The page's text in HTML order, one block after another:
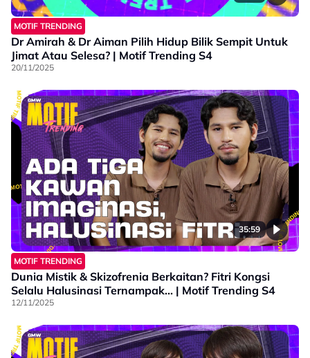
MOTIF TRENDING
Dr Amirah & Dr Aiman Pilih Hidup Bilik Sempit Untuk
Jimat Atau Selesa? | Motif Trending S4
20/11/2025
35:59
MOTIF TRENDING
Dunia Mistik & Skizofrenia Berkaitan? Fitri Kongsi
Selalu Halusinasi Ternampak... | Motif Trending S4
12/11/2025